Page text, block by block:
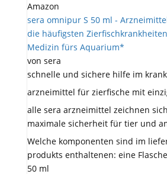
Amazon
sera omnipur S 50 ml -
die häufigsten
Medizin fürs Aquarium*
von sera
schnelle und sichere hilfe im
arzneimittel für zierfische mit
alle sera arzneimittel zeichnen
maximale sicherheit für tier und
Welche komponenten sind im
produkts enthaltenen: eine
50 ml